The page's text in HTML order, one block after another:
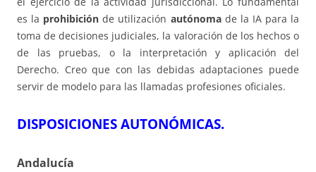
es la prohibición de utilización autónomade la IA para la
toma de decisiones judiciales, la valoración de los hechos o
de las pruebas, o la interpretación y aplicación del
Derecho. Creo que con las debidas adaptaciones puede
servir de modelo para las llamadas profesiones oficiales.
DISPOSICIONES AUTONÓMICAS.
Andalucía